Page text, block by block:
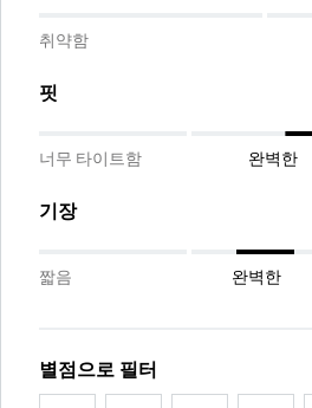
취약함
핏
너무 타이트함 완벽한
기장
짧음 완벽한
별점으로 필터